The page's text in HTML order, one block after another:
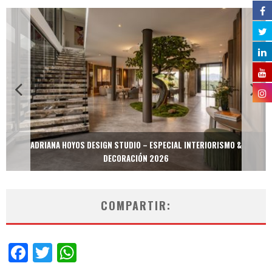
ADRIANA HOYOS DESIGN STUDIO – ESPECIAL INTERIORISMO &
DECORACIÓN 2026
COMPARTIR:
Facebook
Twitter